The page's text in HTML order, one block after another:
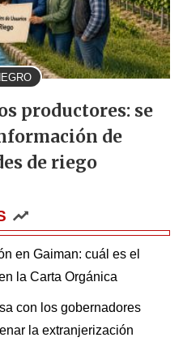
productores: se
de
de riego
en Gaiman: cuál es el
la Carta Orgánica
con los gobernadores
la extranjerización